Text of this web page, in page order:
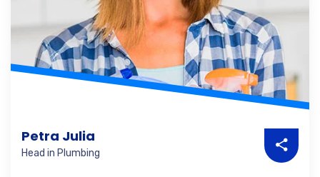
Petra Julia
Head in Plumbing